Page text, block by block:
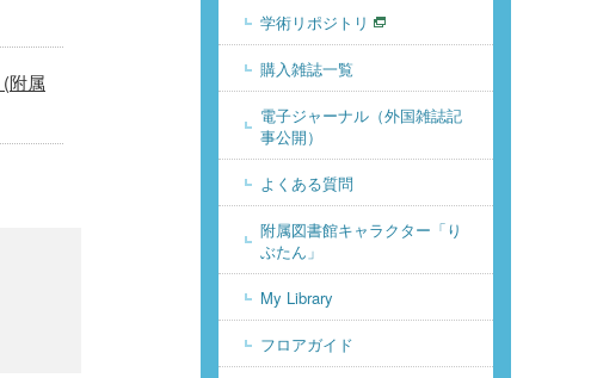
附属
学術リポジトリ
購入雑誌一覧
電子ジャーナル（外国雑誌記
事公開）
よくある質問
附属図書館キャラクター「り
ぶたん」
My Library
フロアガイド